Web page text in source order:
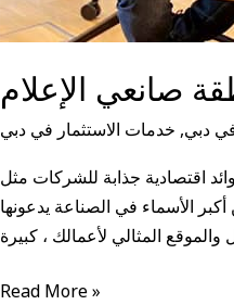
صانعي الإعلام
دبي, خدمات الاستثمار في دبي
اقتصادية جذابة للشركات مثل
وهي مكان حيث بعض من أكبر الأسماء في الصناعة يدعونها
والموقع المثالي لأعمالك ، كبيرة
Read More »